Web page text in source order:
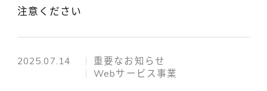
注意ください
2025.07.14
重要なお知らせ
Webサービス事業